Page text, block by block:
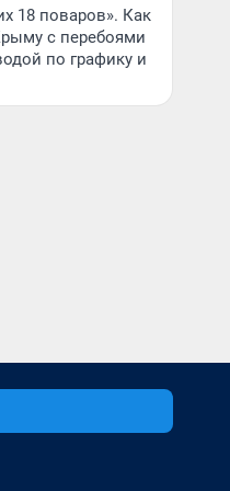
18 поваров». Как
с перебоями
по графику и